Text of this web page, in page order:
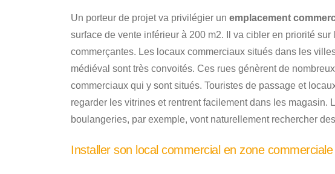
Un porteur de projet va privilégier un emplacement
surface de vente inférieur à 200 m2. Il va cibler en priorité
commerçantes. Les locaux commerciaux situés dans les
médiéval sont très convoités. Ces rues génèrent de
commerciaux qui y sont situés. Touristes de passage et
regarder les vitrines et rentrent facilement dans les magasin.
boulangeries, par exemple, vont naturellement rechercher
Installer son local commercial en zone commerciale